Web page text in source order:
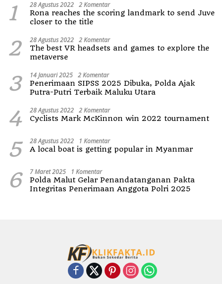
1 28 Agustus 2022 2 Komentar
Rona reaches the scoring landmark to send Juve
closer to the title
2 28 Agustus 2022 2 Komentar
The best VR headsets and games to explore the
metaverse
3 14 Januari 2025 2 Komentar
Penerimaan SIPSS 2025 Dibuka, Polda Ajak
Putra-Putri Terbaik Maluku Utara
4 28 Agustus 2022 2 Komentar
Cyclists Mark McKinnon win 2022 tournament
5 28 Agustus 2022 1 Komentar
A local boat is getting popular in Myanmar
6 7 Maret 2025 1 Komentar
Polda Malut Gelar Penandatanganan Pakta
Integritas Penerimaan Anggota Polri 2025